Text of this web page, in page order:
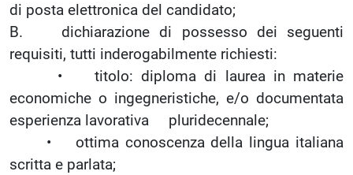
di posta elettronica del candidato;
B. dichiarazione di possesso dei seguenti
requisiti, tutti inderogabilmente richiesti:
• titolo: diploma di laurea in materie
economiche o ingegneristiche, e/o documentata
esperienza lavorativa pluridecennale;
• ottima conoscenza della lingua italiana
scritta e parlata;